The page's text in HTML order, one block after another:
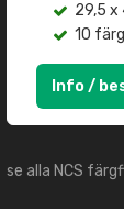
29,5 x
10
Info /
se alla NCS